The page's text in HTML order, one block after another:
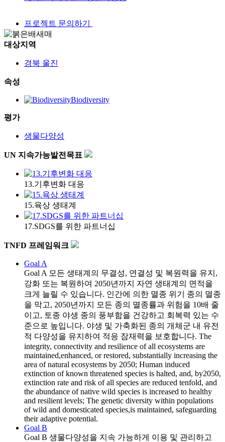
프로젝트 문의하기
대상지역
경북 울진
속성
Biodiversity
평가
생물다양성
UN 지속가능발전목표
13.기후변화 대응
15.육상 생태계
17.SDGS를 위한 파트너십
TNFD 프레임워크
Goal A
Goal A 모든 생태계의 무결성, 연결성 및 복원력을 유지,
강화 또는 복원하여 2050년까지 자연 생태계의 면적을
크게 늘릴 수 있습니다. 인간에 의한 멸종 위기 종의 멸종
을 막고, 2050년까지 모든 종의 멸종률과 위험을 10배 줄
이고, 토종 야생 종의 풍부함을 건강하고 회복력 있는 수
준으로 높입니다. 야생 및 가축화된 종의 개체군 내 유전
적 다양성을 유지하여 적응 잠재력을 보호합니다. The
integrity, connectivity and resilience of all ecosystems are
maintained,enhanced, or restored, substantially increasing the
area of natural ecosystems by 2050; Human induced
extinction of known threatened species is halted, and, by2050,
extinction rate and risk of all species are reduced tenfold, and
the abundance of native wild species is increased to healthy
and resilient levels; The genetic diversity within populations
of wild and domesticated species,is maintained, safeguarding
their adaptive potential.
Goal B
Goal B 생물다양성을 지속 가능하게 이용 및 관리하고